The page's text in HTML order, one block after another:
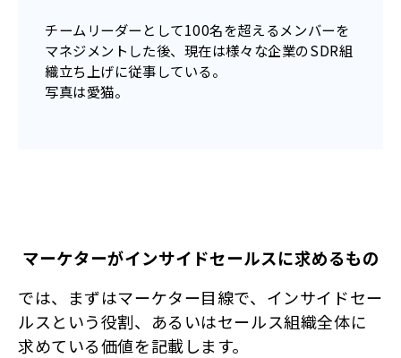
チームリーダーとして100名を超えるメンバーを
マネジメントした後、現在は様々な企業のSDR組
織立ち上げに従事している。
写真は愛猫。
マーケターがインサイドセールスに求めるもの
では、まずはマーケター目線で、インサイドセー
ルスという役割、あるいはセールス組織全体に
求めている価値を記載します。